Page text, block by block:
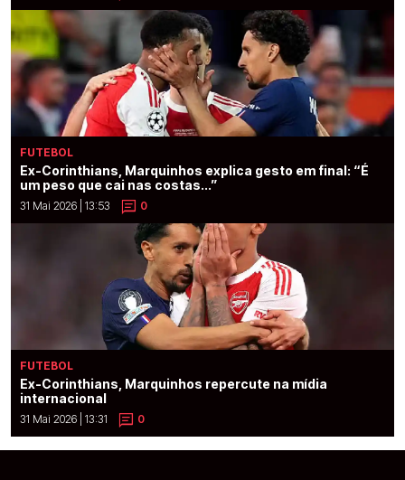
FUTEBOL
Ex-Corinthians, Marquinhos explica gesto em final: “É
um peso que cai nas costas...”
31 Mai 2026 | 13:53 0
FUTEBOL
Ex-Corinthians, Marquinhos repercute na mídia
internacional
31 Mai 2026 | 13:31 0